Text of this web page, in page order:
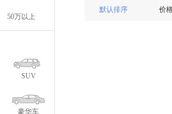
50万以上
SUV
豪华车
默认排序 价